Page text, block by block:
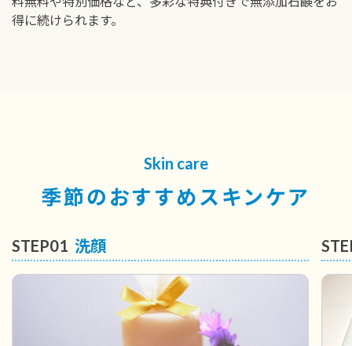
得に続けられます。
Skin care
季節のおすすめスキンケア
STEP01 洗顔